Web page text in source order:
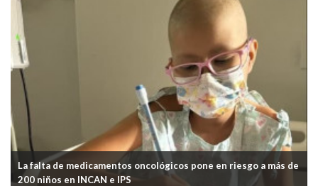
La falta de medicamentos oncológicos pone en riesgo a más de
200 niños en INCAN e IPS